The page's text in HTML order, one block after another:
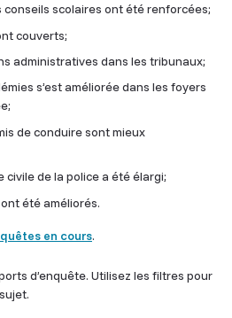
scolaires ont été renforcées;
couverts;
administratives dans les tribunaux;
s’est améliorée dans les foyers
de conduire sont mieux
civile de la police a été élargi;
été améliorés.
en cours.
d’enquête. Utilisez les filtres pour